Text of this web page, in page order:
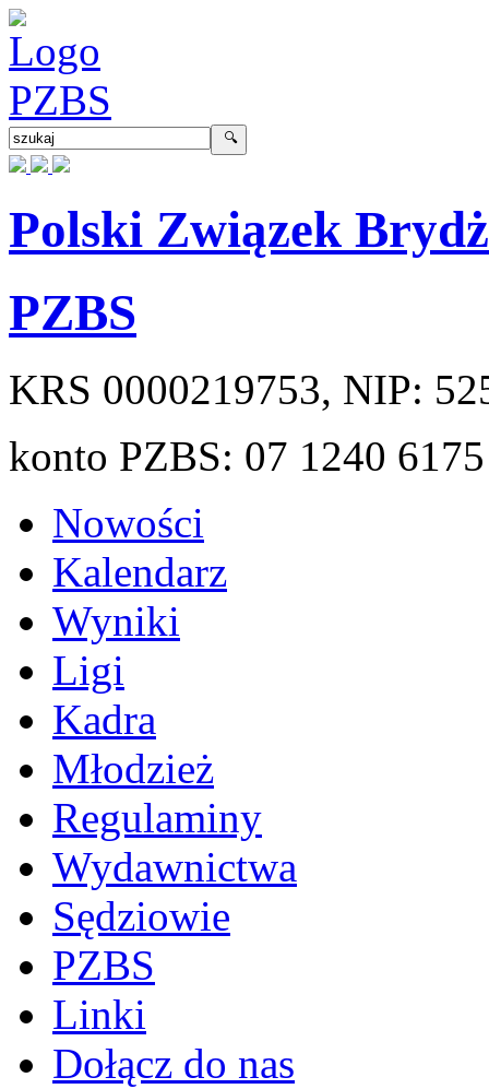
Polski Związek
PZBS
KRS 0000219753, NIP:
konto PZBS: 07 1240
Nowości
Kalendarz
Wyniki
Ligi
Kadra
Młodzież
Regulaminy
Wydawnictwa
Sędziowie
PZBS
Linki
Dołącz do nas